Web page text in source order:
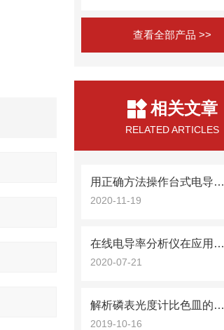
查看全部产品 >>
相关文章
RELATED ARTICLES
用正确方法操作台式电导率仪，很重要
2020-11-19
在线电导率分析仪在应用上有性能特点
2020-07-21
解析磷表光度计比色皿的正确使用和注意事项
2019-10-16